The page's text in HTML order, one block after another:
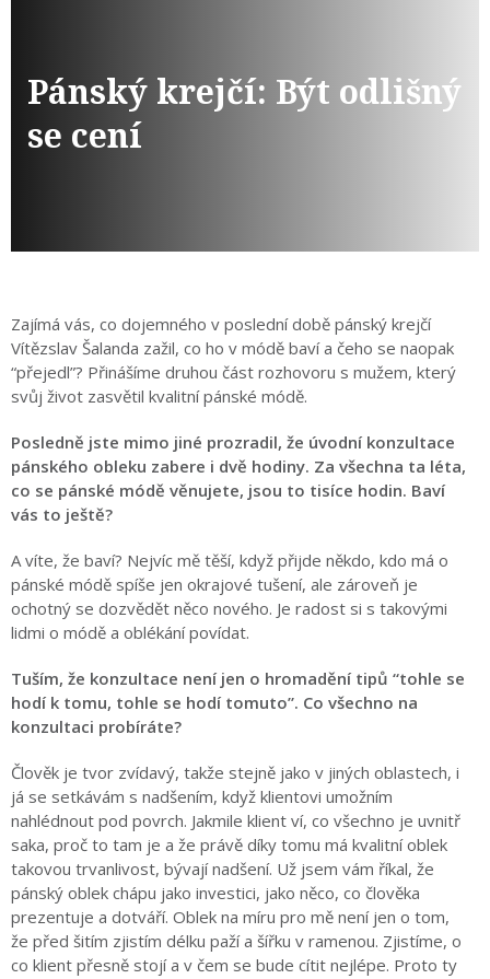
Pánský krejčí: Být odlišný
se cení
Zajímá vás, co dojemného v poslední době pánský krejčí
Vítězslav Šalanda zažil, co ho v módě baví a čeho se naopak
“přejedl”? Přinášíme druhou část rozhovoru s mužem, který
svůj život zasvětil kvalitní pánské módě.
Posledně jste mimo jiné prozradil, že úvodní konzultace
pánského obleku zabere i dvě hodiny. Za všechna ta léta,
co se pánské módě věnujete, jsou to tisíce hodin. Baví
vás to ještě?
A víte, že baví? Nejvíc mě těší, když přijde někdo, kdo má o
pánské módě spíše jen okrajové tušení, ale zároveň je
ochotný se dozvědět něco nového. Je radost si s takovými
lidmi o módě a oblékání povídat.
Tuším, že konzultace není jen o hromadění tipů “tohle se
hodí k tomu, tohle se hodí tomuto”. Co všechno na
konzultaci probíráte?
Člověk je tvor zvídavý, takže stejně jako v jiných oblastech, i
já se setkávám s nadšením, když klientovi umožním
nahlédnout pod povrch. Jakmile klient ví, co všechno je uvnitř
saka, proč to tam je a že právě díky tomu má kvalitní oblek
takovou trvanlivost, bývají nadšení. Už jsem vám říkal, že
pánský oblek chápu jako investici, jako něco, co člověka
prezentuje a dotváří. Oblek na míru pro mě není jen o tom,
že před šitím zjistím délku paží a šířku v ramenou. Zjistíme, o
co klient přesně stojí a v čem se bude cítit nejlépe. Proto ty